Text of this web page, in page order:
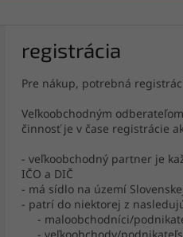
registrácia
Pre nákup, potrebná
Veľkoobchodným
činnosť je v čase registrácie
- veľkoobchodný partner je
IČO a DIČ
- má sídlo na území
- patrí do niektorej z
- maloobchodníci/